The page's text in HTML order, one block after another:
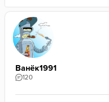
Ванёк1991
120